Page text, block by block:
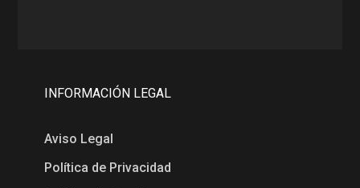
INFORMACIÓN LEGAL
Aviso Legal
Política de Privacidad